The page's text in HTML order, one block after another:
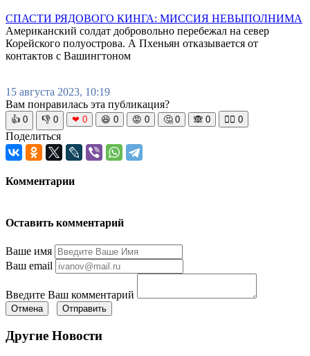
СПАСТИ РЯДОВОГО КИНГА: МИССИЯ НЕВЫПОЛНИМА
Американский солдат добровольно перебежал на север
Корейского полуострова. А Пхеньян отказывается от
контактов с Вашингтоном
15 августа 2023, 10:19
Вам понравилась эта публикация?
👍 0 👎 0 ❤ 0 😆 0 😡 0 🤔 0 🙈 0 🧘‍♀️ 0
Поделиться
Комментарии
Оставить комментарий
Ваше имя
Ваш email
Введите Ваш комментарий
Отмена Отправить
Другие Новости